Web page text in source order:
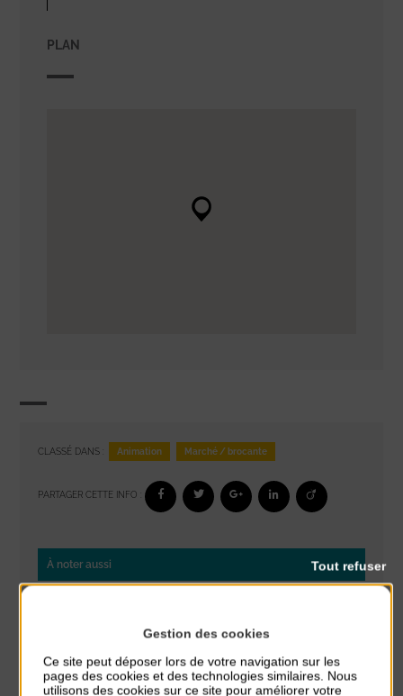
PLAN
CLASSÉ DANS : Animation Marché / brocante
PARTAGER CETTE INFO :
À noter aussi
Place du Général de Gaulle
Concert
Gestion des cookies
Ce site peut déposer lors de votre navigation sur les
pages des cookies et des technologies similaires. Nous
utilisons des cookies sur ce site pour améliorer votre
Tout refuser